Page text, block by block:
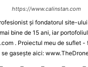
https://www.calinstan.com
și fondatorul site-
bine de 15 ani, iar
. Proiectul meu de suflet -
gasește aici: